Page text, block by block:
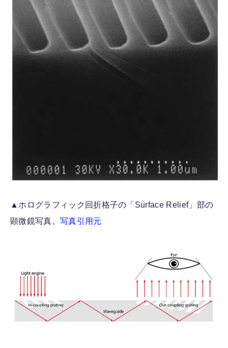
▲ホログラフィック回折格子の「Surface Relief」部の
顕微鏡写真。 写真引用元